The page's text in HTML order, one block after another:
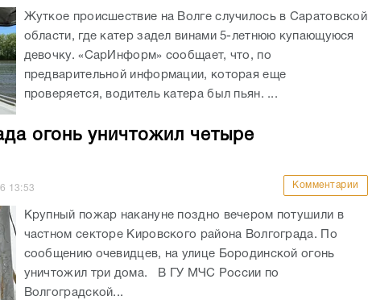
Жуткое происшествие на Волге случилось в Саратовской
области, где катер задел винами 5-летнюю купающуюся
девочку. «СарИнформ» сообщает, что, по
предварительной информации, которая еще
проверяется, водитель катера был пьян. ...
огонь уничтожил четыре
13:53 Комментарии
Крупный пожар накануне поздно вечером потушили в
частном секторе Кировского района Волгограда. По
сообщению очевидцев, на улице Бородинской огонь
уничтожил три дома. В ГУ МЧС России по
Волгоградской...